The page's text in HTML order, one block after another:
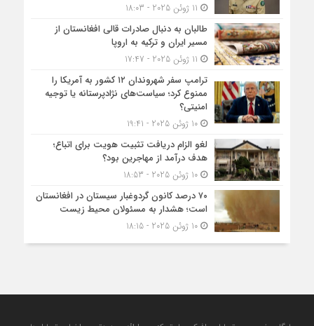
طالبان به دنبال صادرات قالی افغانستان از
مسیر ایران و ترکیه به اروپا
ترامپ سفر شهروندان ۱۲ کشور به آمریکا را
ممنوع کرد؛ سیاست‌های نژادپرستانه یا توجیه
امنیتی؟
10 ژوئن 2025 - 19:41
لغو الزام دریافت تثبیت هویت برای اتباع؛
هدف درآمد از مهاجرین بود؟
10 ژوئن 2025 - 18:53
۷۰ درصد کانون گردوغبار سیستان در افغانستان
است؛ هشدار به مسئولان محیط زیست
10 ژوئن 2025 - 18:15